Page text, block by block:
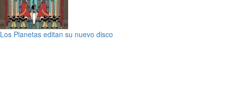
Los Planetas editan su nuevo disco